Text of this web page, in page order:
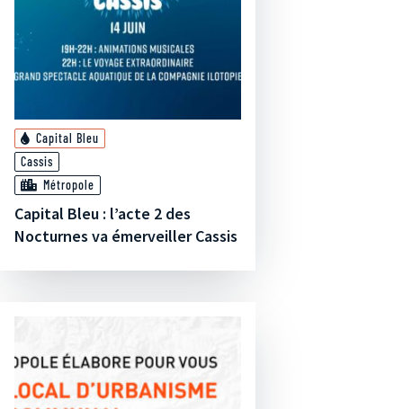
Capital Bleu
Cassis
Métropole
Capital Bleu : l’acte 2 des
Nocturnes va émerveiller Cassis